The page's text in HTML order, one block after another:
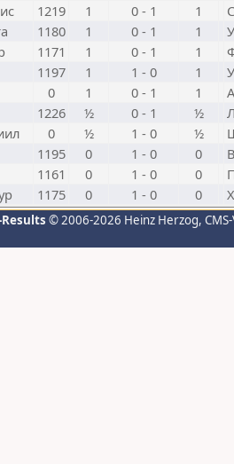
1219 1 0 - 1 1
1180 1 0 - 1 1
1171 1 0 - 1 1
1197 1 1 - 0 1
0 1 0 - 1 1
1226 ½ 0 - 1 ½
0 ½ 1 - 0 ½
1195 0 1 - 0 0
1161 0 1 - 0 0
1175 0 1 - 0 0
© 2006-2026 Heinz Herzog,